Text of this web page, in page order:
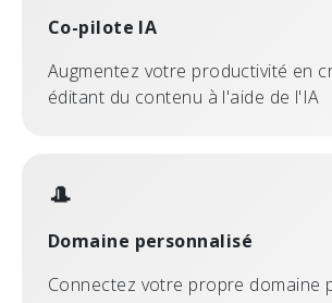
Co-pilote IA
Augmentez votre productivité en
éditant du contenu à l'aide de l'IA
🎩
Domaine personnalisé
Connectez votre propre domaine